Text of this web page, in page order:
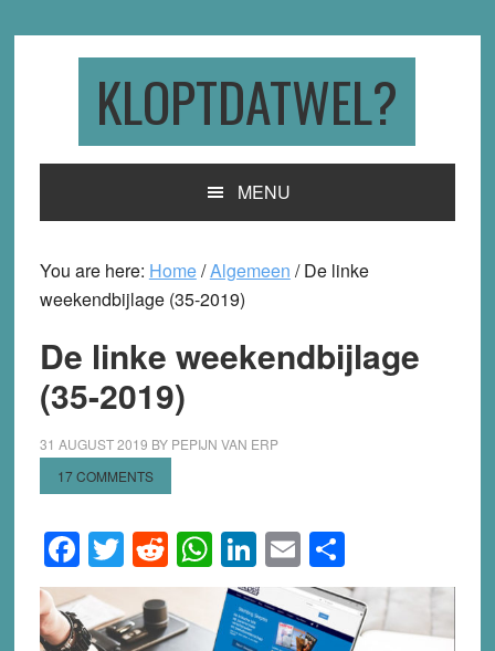
KLOPTDATWEL?
MENU
You are here: Home/Algemeen /De linke
weekendbijlage (35-2019)
De linke weekendbijlage
(35-2019)
31 AUGUST 2019 BY PEPIJN VAN ERP
17 COMMENTS
Facebook
Twitter
Reddit
WhatsApp
LinkedIn
EmailShare